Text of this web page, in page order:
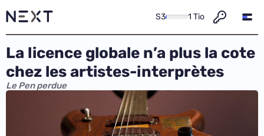
S3 1 Tio
La licence globale n’a plus la cote
chez les artistes-interprètes
Le Pen perdue